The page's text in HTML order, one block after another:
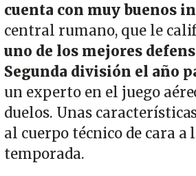
cuenta con muy buenos
central rumano, que le
uno de los mejores
Segunda división el año
un experto en el juego
duelos. Unas
al cuerpo técnico de cara a
temporada.